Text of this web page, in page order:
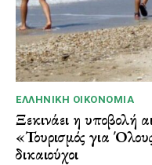
ΕΛΛΗΝΙΚΉ ΟΙΚΟΝΟΜΊΑ
Ξεκινάει η υποβολή
«Τουρισμός για
δικαιούχοι